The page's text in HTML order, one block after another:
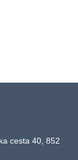
cesta 40, 852